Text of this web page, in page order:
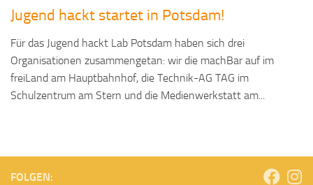
Jugend hackt startet in Potsdam!
Für das Jugend hackt Lab Potsdam haben sich drei
Organisationen zusammengetan: wir die machBar auf im
freiLand am Hauptbahnhof, die Technik-AG TAG im
Schulzentrum am Stern und die Medienwerkstatt am...
FOLGEN: